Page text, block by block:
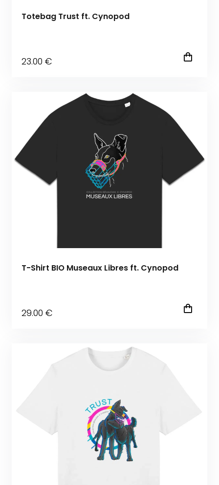
Totebag Trust ft. Cynopod
23.00 €
T-Shirt BIO Museaux Libres ft. Cynopod
29.00 €